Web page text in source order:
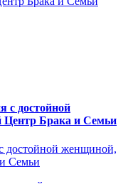
с достойной
Брака и Семьи
достойной женщиной,
Семьи